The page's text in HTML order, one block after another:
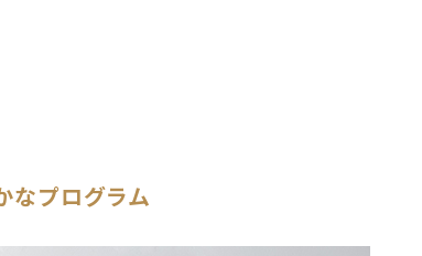
推す！間違いないオーケストラコンサート
スケジュール
なプログラム